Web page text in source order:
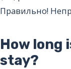
Правильно!
How long
stay?